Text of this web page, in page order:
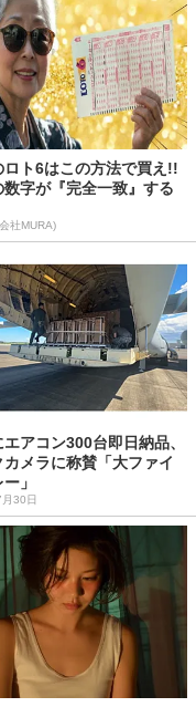
ロト6はこの方法で買え!!
数字が『完全一致』する
社MURA)
アコン300台即日納品、
カメラに称賛「大ファイ
」
30日